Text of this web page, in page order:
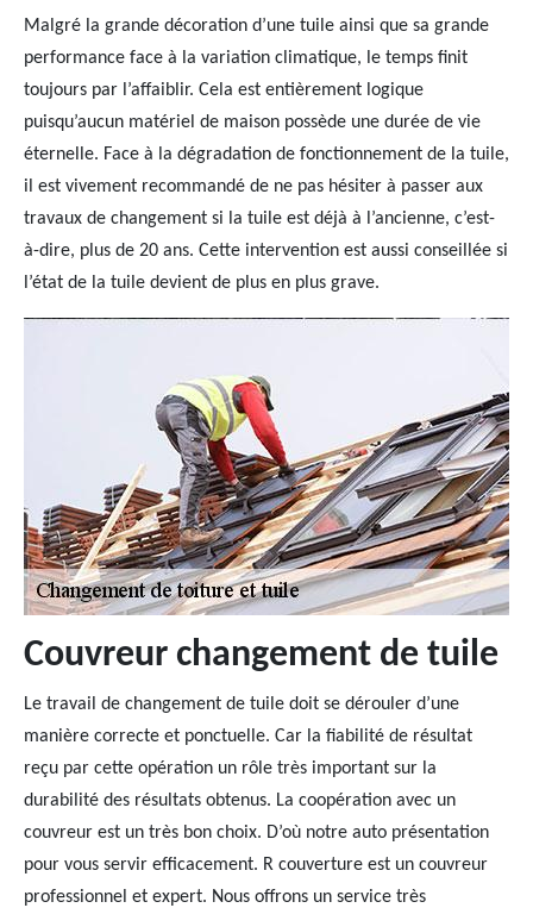
Malgré la grande décoration d’une tuile ainsi que sa grande
performance face à la variation climatique, le temps finit
toujours par l’affaiblir. Cela est entièrement logique
puisqu’aucun matériel de maison possède une durée de vie
éternelle. Face à la dégradation de fonctionnement de la tuile,
il est vivement recommandé de ne pas hésiter à passer aux
travaux de changement si la tuile est déjà à l’ancienne, c’est-
à-dire, plus de 20 ans. Cette intervention est aussi conseillée si
l’état de la tuile devient de plus en plus grave.
Couvreur changement de tuile
Le travail de changement de tuile doit se dérouler d’une
manière correcte et ponctuelle. Car la fiabilité de résultat
reçu par cette opération un rôle très important sur la
durabilité des résultats obtenus. La coopération avec un
couvreur est un très bon choix. D’où notre auto présentation
pour vous servir efficacement. R couverture est un couvreur
professionnel et expert. Nous offrons un service très